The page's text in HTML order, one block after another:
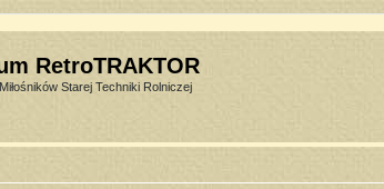
RetroTRAKTOR
Starej Techniki Rolniczej